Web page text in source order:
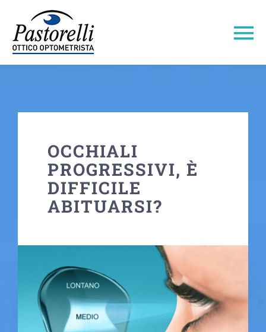
contenuto
Area Shop
Area Professionale
Contatti
OCCHIALI
PROGRESSIVI, È
DIFFICILE
ABITUARSI?